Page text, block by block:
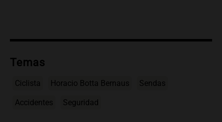
Temas
Ciclista Horacio Botta Bernaus Sendas
Accidentes Seguridad